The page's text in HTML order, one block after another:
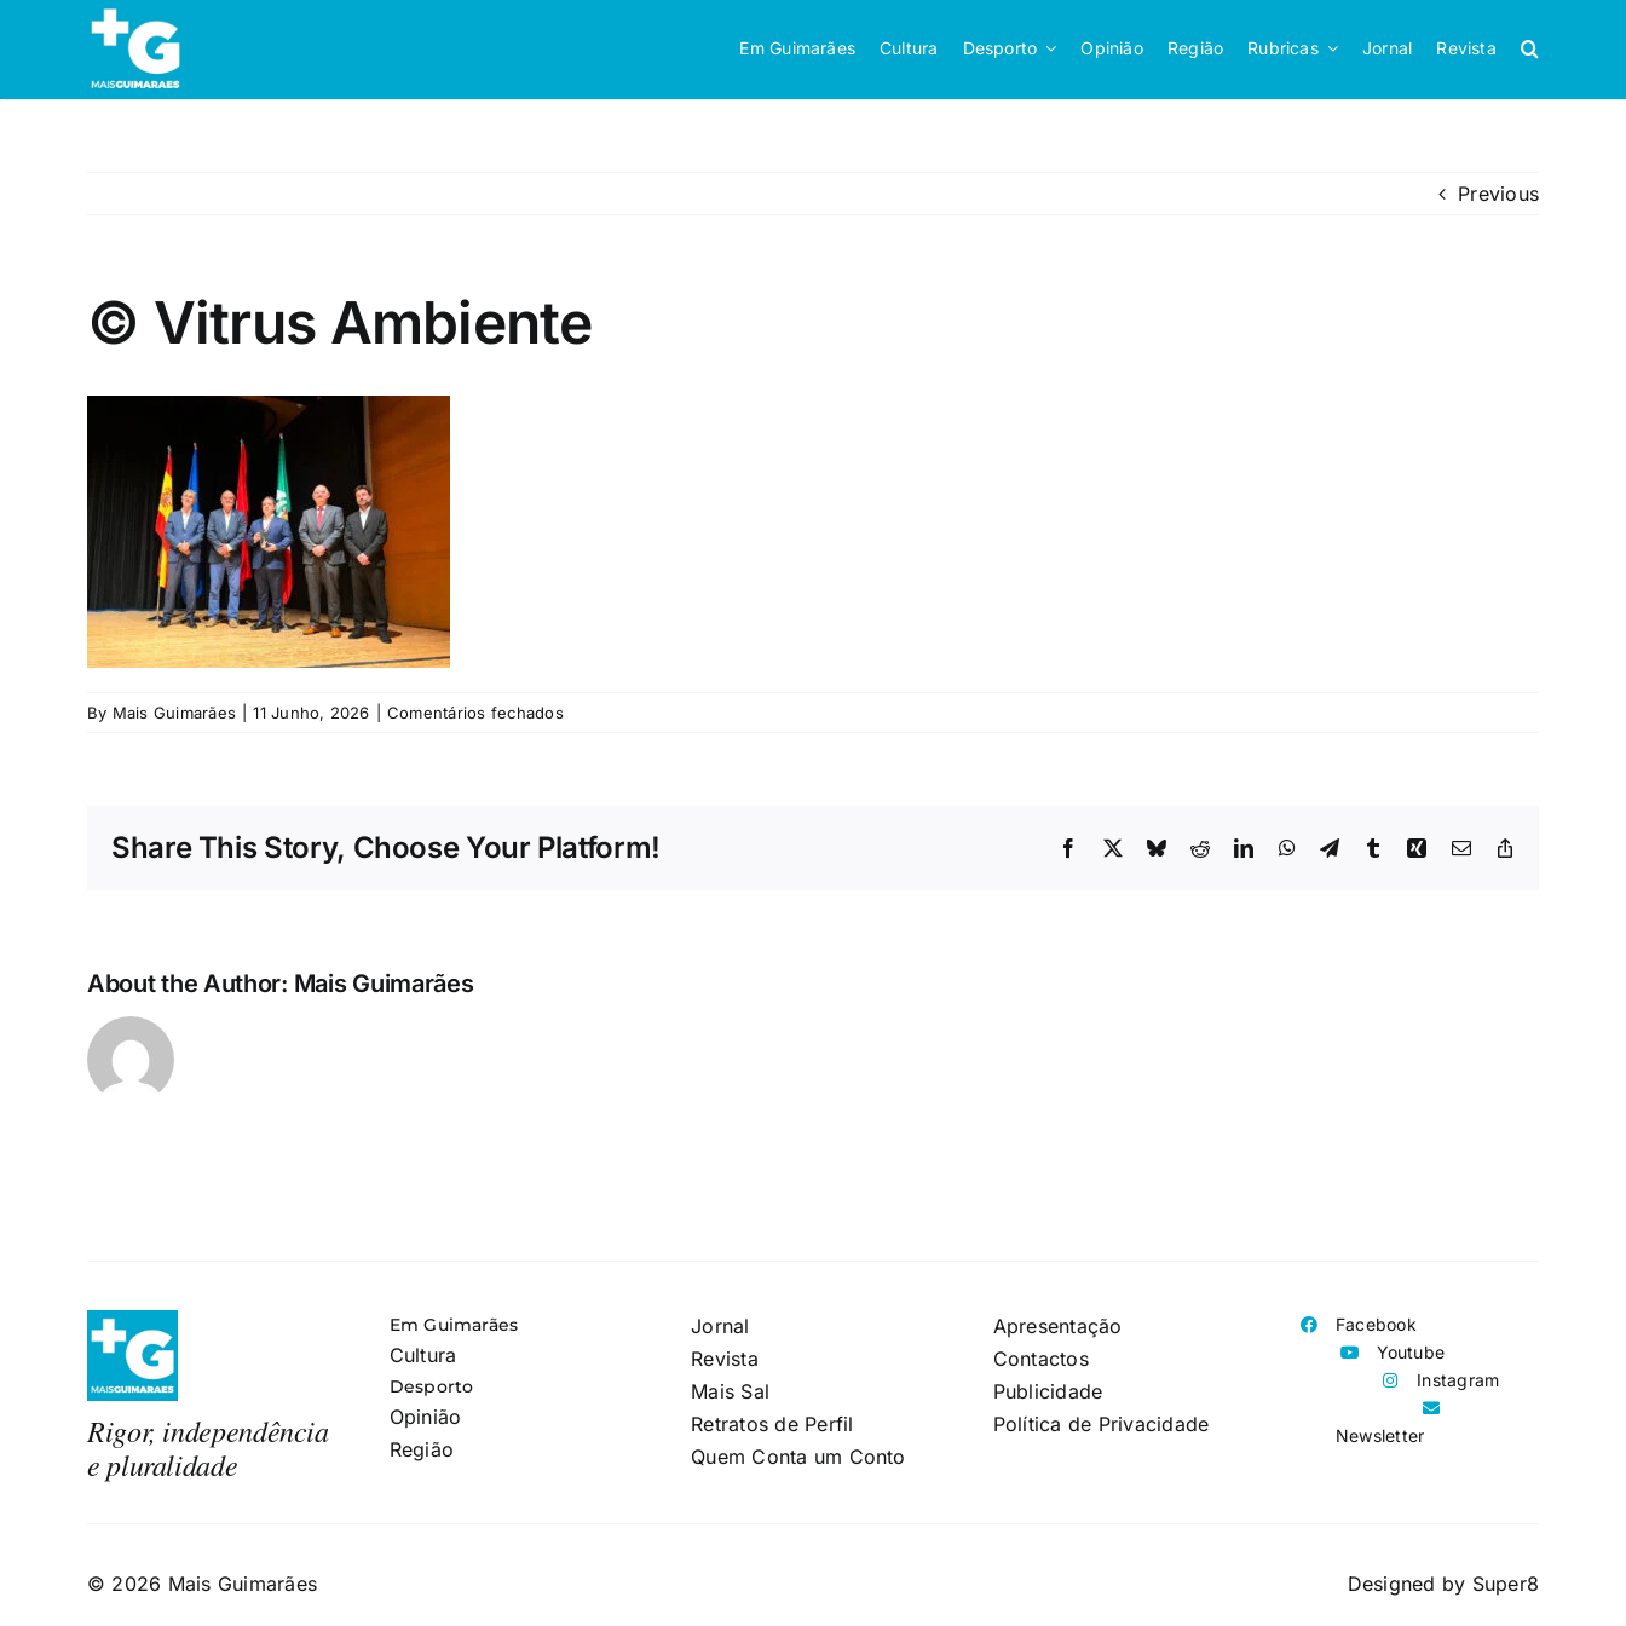
Em Guimarães Cultura Desporto Opinião Região Rubricas Jornal Revista
Previous
© Vitrus Ambiente
By Mais Guimarães 11 Junho, 2026 Comentários fechadosem
Share This Story, Choose Your Platform! Facebook
X BlueskyRedditLinkedInWhatsApp
TelegramTumblrXing Email
About the Author: Mais Guimarães
Rigor, independência
e pluralidade
Em Guimarães
Cultura
Desporto
Opinião
Região
Jornal
Revista
Mais Sal
Retratos de Perfil
Quem Conta um Conto
Apresentação
Contactos
Publicidade
Política de Privacidade
Facebook
Youtube
Instagram
Newsletter
© 2026 Mais Guimarães Designed by Super8